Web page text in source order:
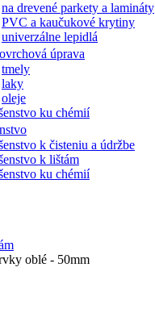
na drevené parkety a lamináty
PVC a kaučukové krytiny
univerzálne lepidlá
úprava
tmely
laky
oleje
ku chémií
k čisteniu a údržbe
k lištám
ku chémií
oblé - 50mm